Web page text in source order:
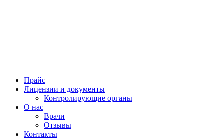
Прайс
Лицензии и документы
Контролирующие органы
О нас
Врачи
Отзывы
Контакты